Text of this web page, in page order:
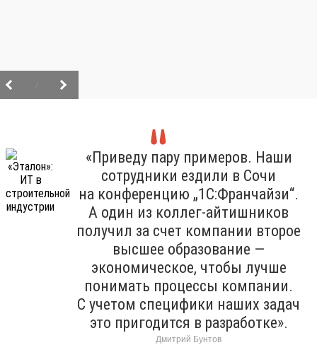
«Приведу пару примеров. Наши
сотрудники ездили в Сочи
на конференцию „1С:Франчайзи“.
А один из коллег-айтишников
получил за счет компании второе
высшее образование —
экономическое, чтобы лучше
понимать процессы компании.
С учетом специфики наших задач
это пригодится в разработке».
Дмитрий Бунтов